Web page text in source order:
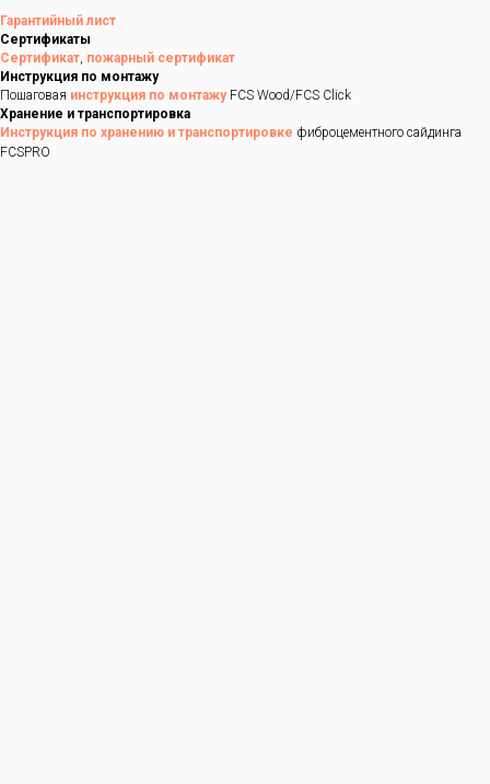
Гарантийный лист
Сертификаты
Сертификат, пожарный сертификат
Инструкция по монтажу
Пошаговая инструкция по монтажуFCS Wood/FCS Click
Хранение и транспортировка
Инструкция по хранению и транспортировке фиброцементного сайдинга
FCSPRO